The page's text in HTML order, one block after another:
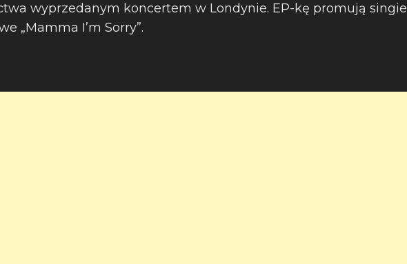
wyprzedanym koncertem w Londynie. EP-kę promują singiel
„Mamma I’m Sorry”.